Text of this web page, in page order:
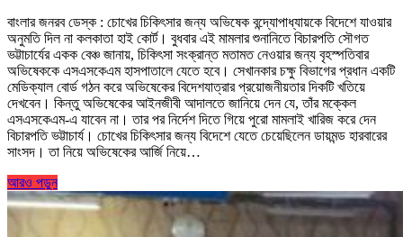
বাংলার জনরব ডেস্ক : চোখের চিকিৎসার জন্য অভিষেক বন্দ্যোপাধ্যায়কে বিদেশে যাওয়ার
অনুমতি দিল না কলকাতা হাই কোর্ট। বুধবার এই মামলার শুনানিতে বিচারপতি সৌগত
ভট্টাচার্যের একক বেঞ্চ জানায়, চিকিৎসা সংক্রান্ত মতামত নেওয়ার জন্য বৃহস্পতিবার
অভিষেককে এসএসকেএম হাসপাতালে যেতে হবে। সেখানকার চক্ষু বিভাগের প্রধান একটি
মেডিক্যাল বোর্ড গঠন করে অভিষেকের বিদেশযাত্রার প্রয়োজনীয়তার দিকটি খতিয়ে
দেখবেন। কিন্তু অভিষেকের আইনজীবী আদালতে জানিয়ে দেন যে, তাঁর মক্কেল
এসএসকেএম-এ যাবেন না। তার পর নির্দেশ দিতে গিয়ে পুরো মামলাই খারিজ করে দেন
বিচারপতি ভট্টাচার্য। চোখের চিকিৎসার জন্য বিদেশে যেতে চেয়েছিলেন ডায়মন্ড হারবারের
সাংসদ। তা নিয়ে অভিষেকের আর্জি নিয়ে…
আরও পড়ুন